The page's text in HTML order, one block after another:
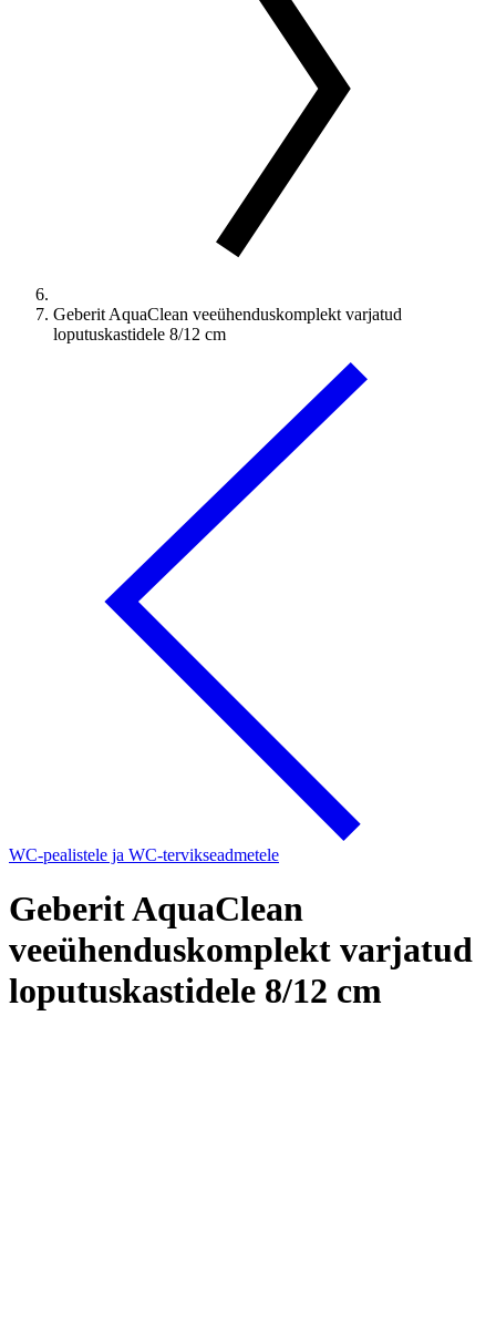
Geberit AquaClean veeühenduskomplekt varjatud
loputuskastidele 8/12 cm
WC-pealistele ja WC-tervikseadmetele
Geberit AquaClean
veeühenduskomplekt varjatud
loputuskastidele 8/12 cm